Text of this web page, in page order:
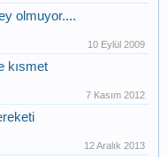
olmuyor....
10 Eylül 2009
kısmet
7 Kasım 2012
12 Aralık 2013